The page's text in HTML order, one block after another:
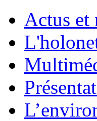
Actus et